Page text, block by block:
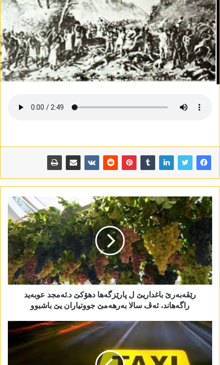
رێڤەبەرێ باغداریێ ل پارێزگەھا دھۆکێ د.ئەمجد عوبەید
راگەھاند، ئەڤ سالا بەرھەمێ جووتیاران یێ باشبوو